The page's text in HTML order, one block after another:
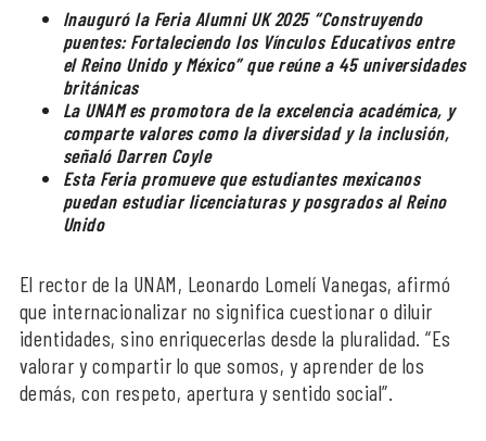
Inauguró la Feria Alumni UK 2025 “Construyendo
puentes: Fortaleciendo los Vínculos Educativos entre
el Reino Unido y México” que reúne a 45 universidades
británicas
La UNAM es promotora de la excelencia académica, y
comparte valores como la diversidad y la inclusión,
señaló Darren Coyle
Esta Feria promueve que estudiantes mexicanos
puedan estudiar licenciaturas y posgrados al Reino
Unido
El rector de la UNAM, Leonardo Lomelí Vanegas, afirmó
que internacionalizar no significa cuestionar o diluir
identidades, sino enriquecerlas desde la pluralidad. “Es
valorar y compartir lo que somos, y aprender de los
demás, con respeto, apertura y sentido social”.